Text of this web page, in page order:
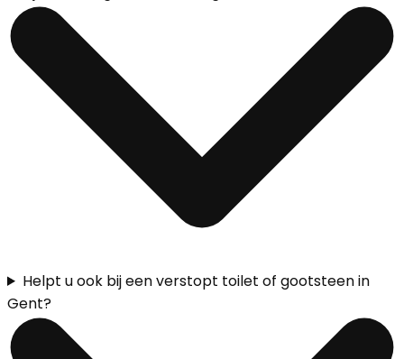
Helpt u ook bij een verstopt toilet of gootsteen in
Gent?